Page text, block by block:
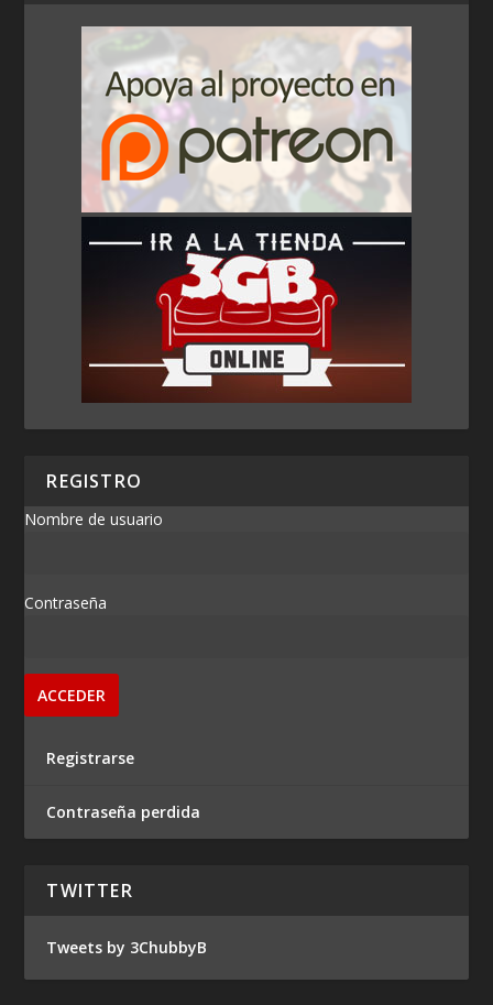
REGISTRO
Nombre de usuario
Contraseña
Registrarse
Contraseña perdida
TWITTER
Tweets by 3ChubbyB